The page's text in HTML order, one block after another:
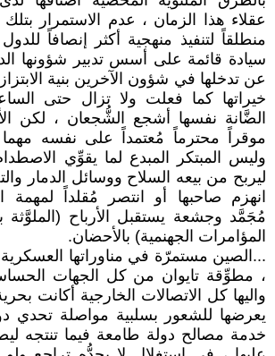
عقلاء هذا الزمان ، عدم الاستمرار
منطلقاً لتنفيذ منهجية أكثر إنصافاً
سيادة قائمة على أسس تدبير شؤونها
عن تدخلها في شؤون الآخرين بنية
خيراتها كما فعلت ولا تزال حتى
الضَّانة نفسها أشجع الشُّجعان ، لكن
موقراً محترماً مُعتمداً على نفسه مهما
وليس المبتكر المبدع لما يقوِّي
ليربح من بيعه السلاح ووسائل الدمار
انهزم صاحبها أو انتصر مُقلداً لمهمة
مُجَمَّد وجشعة يستقبل الأرباح (الملوَّثة
المؤامرات الجهنمية) بالأحضان.
...الصين مستمرّة في مناوراتها العسكرية
، مطوِّقة تايوان من كل الجهات
واليها كل الاتصالات الخارجية أكانت
يعرضها للشعور بسلبية مواصلة تحدي
خدمة مصالح دولة طامعة فيما تنتجه